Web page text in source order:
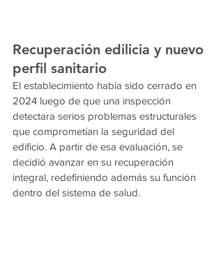
Recuperación edilicia y nuevo
perfil sanitario
El establecimiento había sido cerrado en
2024 luego de que una inspección
detectara serios problemas estructurales
que comprometían la seguridad del
edificio. A partir de esa evaluación, se
decidió avanzar en su recuperación
integral, redefiniendo además su función
dentro del sistema de salud.